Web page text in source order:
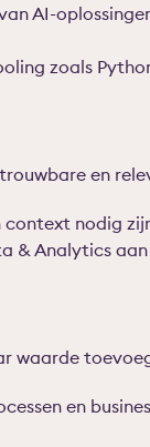
AI-
zoals
en
context nodig
& Analytics
waarde
en